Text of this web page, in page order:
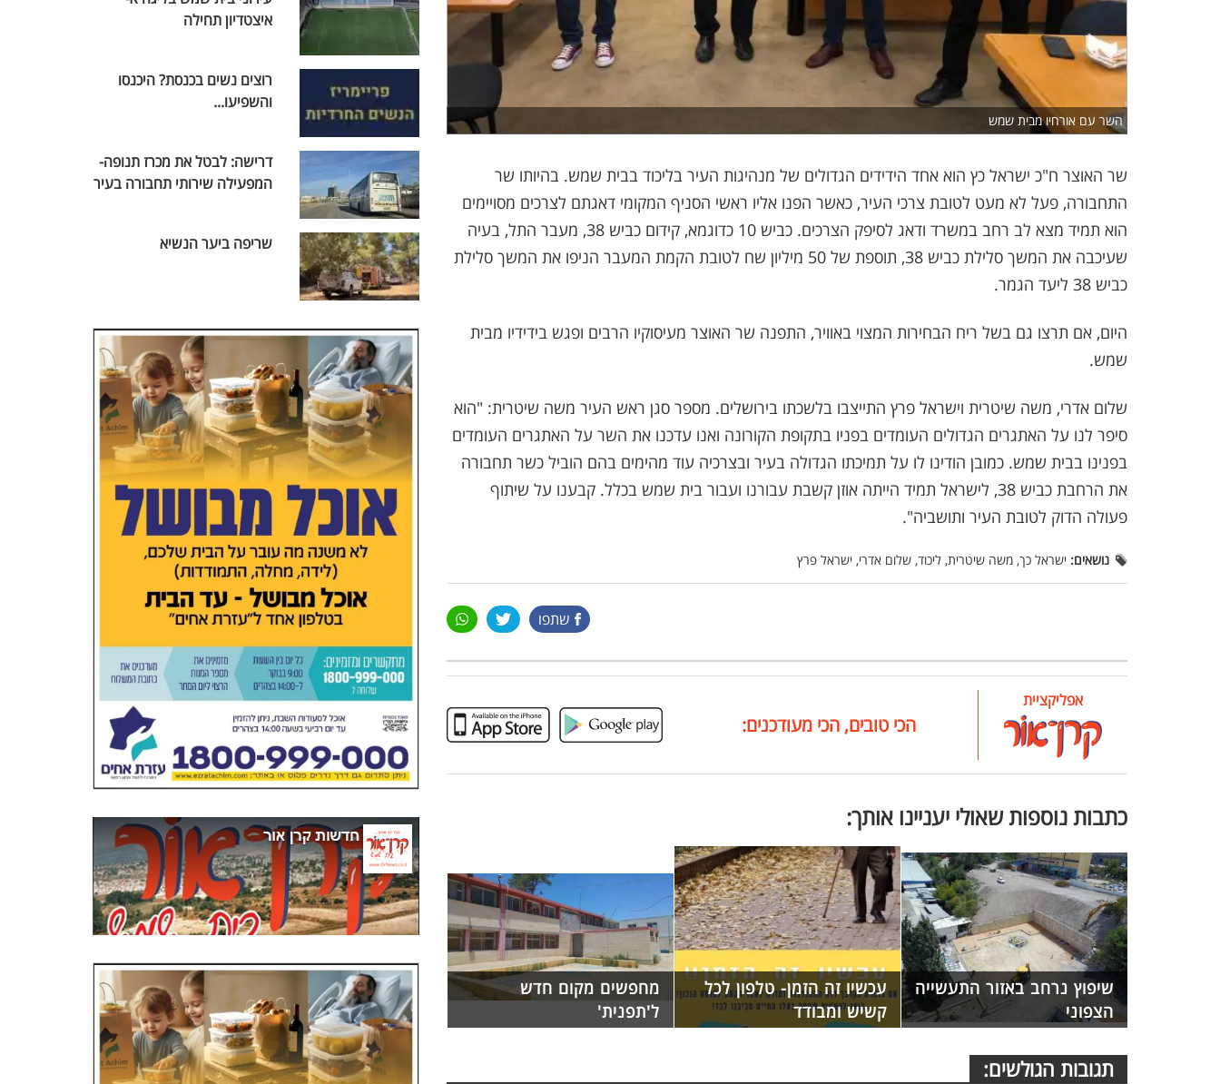
השר עם אורחיו מבית שמש
שר האוצר ח"כ ישראל כץ הוא אחד הידידים הגדולים של מנהיגות העיר בליכוד בבית שמש. בהיותו שר
התחבורה, פעל לא מעט לטובת צרכי העיר, כאשר הפנו אליו ראשי הסניף המקומי דאגתם לצרכים מסויימים
הוא תמיד מצא לב רחב במשרד ודאג לסיפק הצרכים. כביש 10 כדוגמא, קידום כביש 38, מעבר התל, בעיה
שעיכבה את המשך סלילת כביש 38, תוספת של 50 מיליון שח לטובת הקמת המעבר הניפו את המשך סלילת
כביש 38 ליעד הגמר.
היום, אם תרצו גם בשל ריח הבחירות המצוי באוויר, התפנה שר האוצר מעיסוקיו הרבים ופגש בידידיו מבית
שמש.
שלום אדרי, משה שיטרית וישראל פרץ התייצבו בלשכתו בירושלים. מספר סגן ראש העיר משה שיטרית: "הוא
סיפר לנו על האתגרים הגדולים העומדים בפניו בתקופת הקורונה ואנו עדכנו את השר על האתגרים העומדים
בפנינו בבית שמש. כמובן הודינו לו על תמיכתו הגדולה בעיר ובצרכיה עוד מהימים בהם הוביל כשר תחבורה
את הרחבת כביש 38, לישראל תמיד הייתה אוזן קשבת עבורנו ועבור בית שמש בכלל. קבענו על שיתוף
פעולה הדוק לטובת העיר ותושביה".
נושאים: ישראל כך, משה שיטרית, ליכוד, שלום אדרי, ישראל פרץ
שתפו
אפליקציית
הכי טובים, הכי מעודכנים:
כתבות נוספות שאולי יעניינו אותך:
שיפוץ נרחב באזור התעשייה
הצפוני
עכשיו זה הזמן- טלפון לכל
קשיש ומבודד
מחפשים מקום חדש
ל'תפנית'
תגובות הגולשים:
איצטדיון תחילה
רוצים נשים בכנסת? היכנסו
והשפיעו...
דרישה: לבטל את מכרז תנופה-
המפעילה שירותי תחבורה בעיר
שריפה ביער הנשיא